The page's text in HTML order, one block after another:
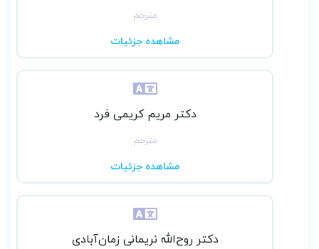
مترجم
مشاهده جزئیات
دکتر مریم کریمی فرد
مترجم
مشاهده جزئیات
دکتر روح‌الله نریمانی زمان‌آبادی